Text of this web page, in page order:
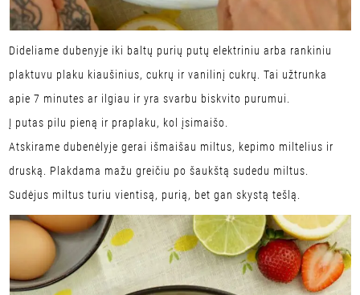
Dideliame dubenyje iki baltų purių putų elektriniu arba rankiniu
plaktuvu plaku kiaušinius, cukrų ir vanilinį cukrų. Tai užtrunka
apie 7 minutes ar ilgiau ir yra svarbu biskvito purumui.
Į putas pilu pieną ir praplaku, kol įsimaišo.
Atskirame dubenėlyje gerai išmaišau miltus, kepimo miltelius ir
druską. Plakdama mažu greičiu po šaukštą sudedu miltus.
Sudėjus miltus turiu vientisą, purią, bet gan skystą tešlą.